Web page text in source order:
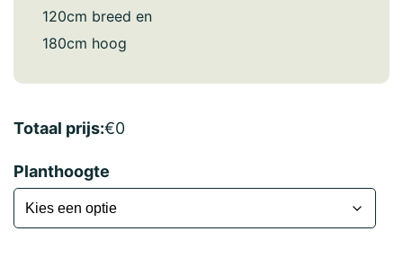
120cm breed en
180cm hoog
Totaal prijs:€0
Planthoogte